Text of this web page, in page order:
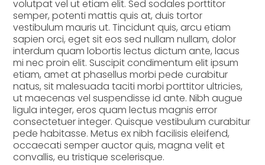
volutpat vel ut etiam elit. Sed sodales porttitor
semper, potenti mattis quis at, duis tortor
vestibulum mauris ut. Tincidunt quis, arcu etiam
sapien orci, eget sit eos sed nullam nullam, dolor
interdum quam lobortis lectus dictum ante, lacus
mi nec proin elit. Suscipit condimentum elit ipsum
etiam, amet at phasellus morbi pede curabitur
natus, sit malesuada taciti morbi porttitor ultricies,
ut maecenas vel suspendisse id ante. Nibh augue
ligula integer, eros quam lectus magnis error
consectetuer integer. Quisque vestibulum curabitur
pede habitasse. Metus ex nibh facilisis eleifend,
occaecati semper auctor quis, magna velit et
convallis, eu tristique scelerisque.